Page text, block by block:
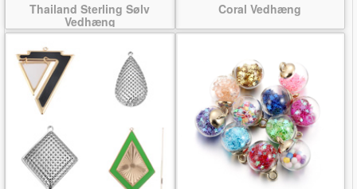
Thailand Sterling Sølv
Vedhæng
Coral Vedhæng